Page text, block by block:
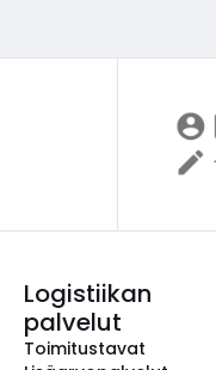
Logistiikan
palvelut
Toimitustavat